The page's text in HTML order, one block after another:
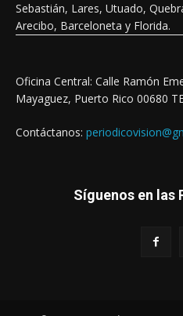
Sebastián, Lares, Utuado,
Arecibo, Barceloneta y Florida.
Oficina Central: Calle Ramón
Mayaguez, Puerto Rico 00680
Contáctanos:
Síguenos en las